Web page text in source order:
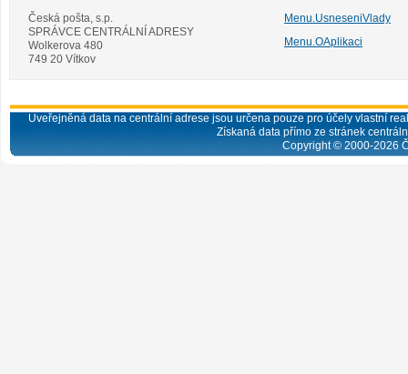
Česká pošta, s.p.
SPRÁVCE CENTRÁLNÍ ADRESY
Wolkerova 480
749 20 Vítkov
Menu.UsneseniVlady
Menu.OAplikaci
Uveřejněná data na centrální adrese jsou určena pouze pro účely vlastní
Získaná data přímo ze stránek
Copyright © 2000-2026